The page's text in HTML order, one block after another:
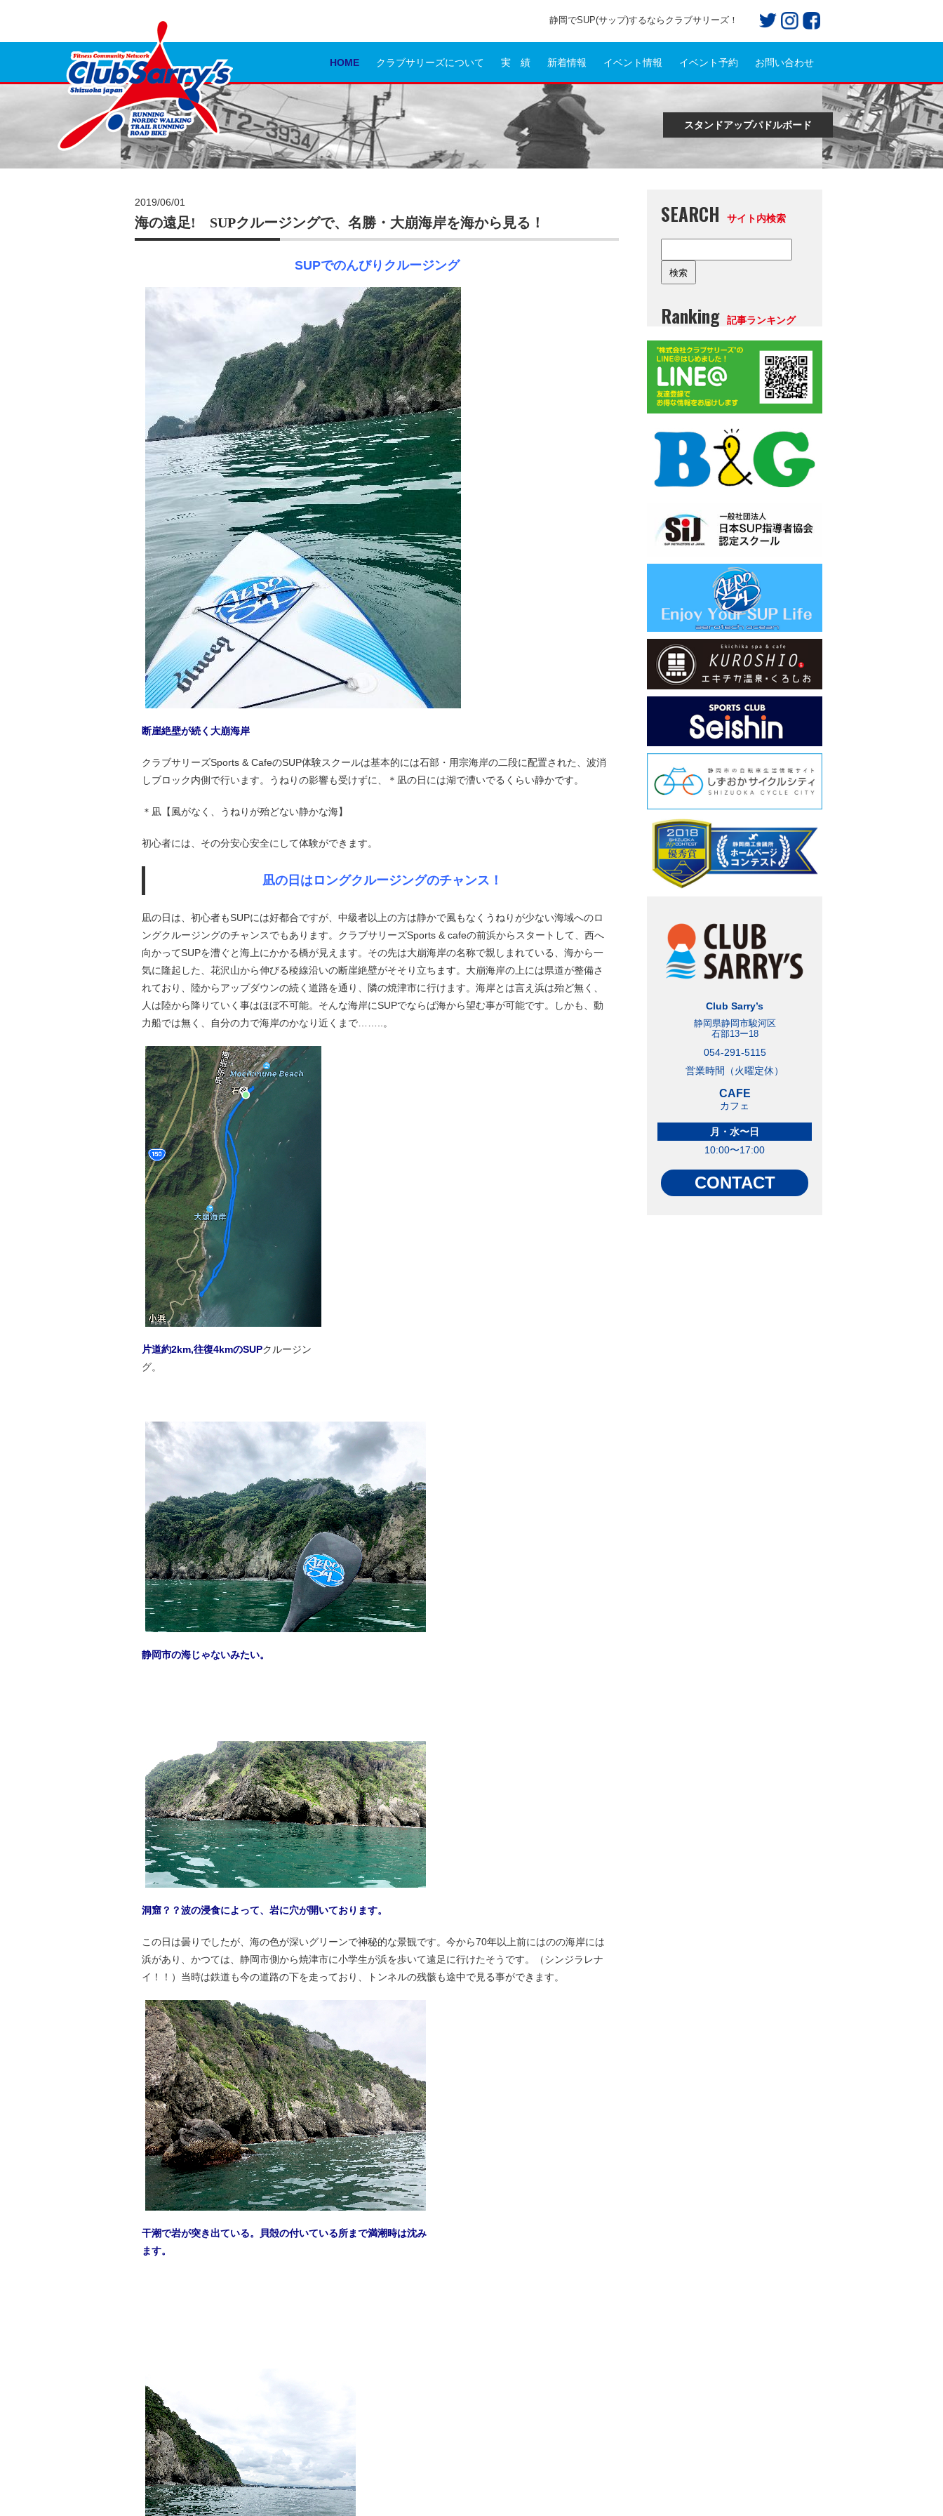
静岡でSUP(サップ)するならクラブサリーズ！
HOME クラブサリーズについて 実 績 新着情報 イベント情報 イベント予約 お問い合わせ
スタンドアップパドルボード
2019/06/01
海の遠足! SUPクルージングで、名勝・大崩海岸を海から見る！
SUPでのんびりクルージング
断崖絶壁が続く大崩海岸
クラブサリーズSports & CafeのSUP体験スクールは基本的には石部・用宗海岸の二段に配置された、波消
しブロック内側で行います。うねりの影響も受けずに、＊凪の日には湖で漕いでるくらい静かです。
＊凪【風がなく、うねりが殆どない静かな海】
初心者には、その分安心安全にして体験ができます。
凪の日はロングクルージングのチャンス！
凪の日は、初心者もSUPには好都合ですが、中級者以上の方は静かで風もなくうねりが少ない海域へのロ
ングクルージングのチャンスでもあります。クラブサリーズSports & cafeの前浜からスタートして、西へ
向かってSUPを漕ぐと海上にかかる橋が見えます。その先は大崩海岸の名称で親しまれている、海から一
気に隆起した、花沢山から伸びる稜線沿いの断崖絶壁がそそり立ちます。大崩海岸の上には県道が整備さ
れており、陸からアップダウンの続く道路を通り、隣の焼津市に行けます。海岸とは言え浜は殆ど無く、
人は陸から降りていく事はほぼ不可能。そんな海岸にSUPでならば海から望む事が可能です。しかも、動
力船では無く、自分の力で海岸のかなり近くまで……..。
片道約2km,往復4kmのSUPクルージン
グ。
静岡市の海じゃないみたい。
洞窟？？波の浸食によって、岩に穴が開いております。
この日は曇りでしたが、海の色が深いグリーンで神秘的な景観です。今から70年以上前にはのの海岸には
浜があり、かつては、静岡市側から焼津市に小学生が浜を歩いて遠足に行けたそうです。（シンジラレナ
イ！！）当時は鉄道も今の道路の下を走っており、トンネルの残骸も途中で見る事ができます。
干潮で岩が突き出ている。貝殻の付いている所まで満潮時は沈み
ます。
SEARCH サイト内検索
Ranking 記事ランキング
Club Sarry’s
静岡県静岡市駿河区
石部13ー18
054-291-5115
営業時間（火曜定休）
CAFE
カフェ
月・水〜日
10:00〜17:00
CONTACT